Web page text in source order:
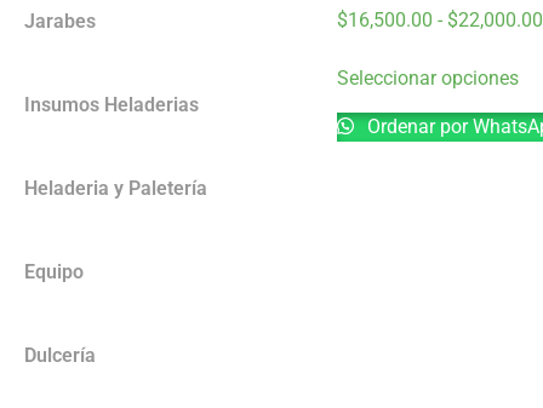
Jarabes
Insumos Heladerias
Heladeria y Paletería
Equipo
Dulcería
$16,500.00 - $22,000.00
Seleccionar opciones
Ordenar por